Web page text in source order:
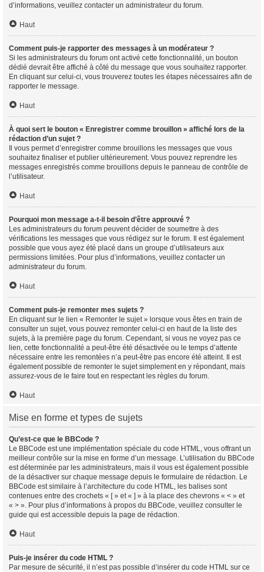
d’informations, veuillez contacter un administrateur du forum.
Haut
Comment puis-je rapporter des messages à un modérateur ?
Si les administrateurs du forum ont activé cette fonctionnalité, un bouton
dédié devrait être affiché à côté du message que vous souhaitez rapporter.
En cliquant sur celui-ci, vous trouverez toutes les étapes nécessaires afin de
rapporter le message.
Haut
À quoi sert le bouton « Enregistrer comme brouillon » affiché lors de la
rédaction d’un sujet ?
Il vous permet d’enregistrer comme brouillons les messages que vous
souhaitez finaliser et publier ultérieurement. Vous pouvez reprendre les
messages enregistrés comme brouillons depuis le panneau de contrôle de
l’utilisateur.
Haut
Pourquoi mon message a-t-il besoin d’être approuvé ?
Les administrateurs du forum peuvent décider de soumettre à des
vérifications les messages que vous rédigez sur le forum. Il est également
possible que vous ayez été placé dans un groupe d’utilisateurs aux
permissions limitées. Pour plus d’informations, veuillez contacter un
administrateur du forum.
Haut
Comment puis-je remonter mes sujets ?
En cliquant sur le lien « Remonter le sujet » lorsque vous êtes en train de
consulter un sujet, vous pouvez remonter celui-ci en haut de la liste des
sujets, à la première page du forum. Cependant, si vous ne voyez pas ce
lien, cette fonctionnalité a peut-être été désactivée ou le temps d’attente
nécessaire entre les remontées n’a peut-être pas encore été atteint. Il est
également possible de remonter le sujet simplement en y répondant, mais
assurez-vous de le faire tout en respectant les règles du forum.
Haut
Mise en forme et types de sujets
Qu’est-ce que le BBCode ?
Le BBCode est une implémentation spéciale du code HTML, vous offrant un
meilleur contrôle sur la mise en forme d’un message. L’utilisation du BBCode
est déterminée par les administrateurs, mais il vous est également possible
de la désactiver sur chaque message depuis le formulaire de rédaction. Le
BBCode est similaire à l’architecture du code HTML, les balises sont
contenues entre des crochets « [ » et « ] » à la place des chevrons « < » et
« > ». Pour plus d’informations à propos du BBCode, veuillez consulter le
guide qui est accessible depuis la page de rédaction.
Haut
Puis-je insérer du code HTML ?
Par mesure de sécurité, il n’est pas possible d’insérer du code HTML sur ce